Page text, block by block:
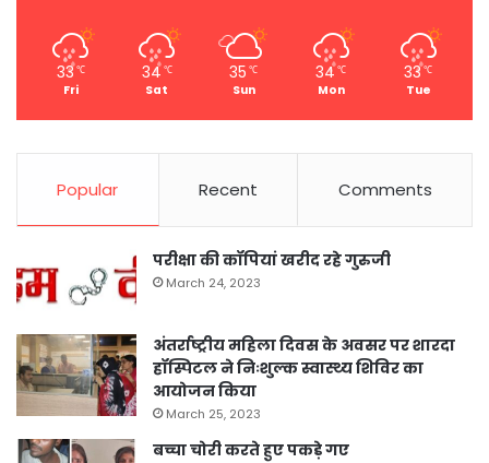
33 ℃
Fri
34 ℃
Sat
35 ℃
Sun
34℃
Mon
33℃
Tue
Popular Recent Comments
परीक्षा की कॉपियां खरीद रहे गुरुजी
March 24, 2023
अंतर्राष्ट्रीय महिला दिवस के अवसर पर शारदा
हॉस्पिटल ने निःशुल्क स्वास्थ्य शिविर का
आयोजन किया
March 25, 2023
बच्चा चोरी करते हुए पकड़े गए